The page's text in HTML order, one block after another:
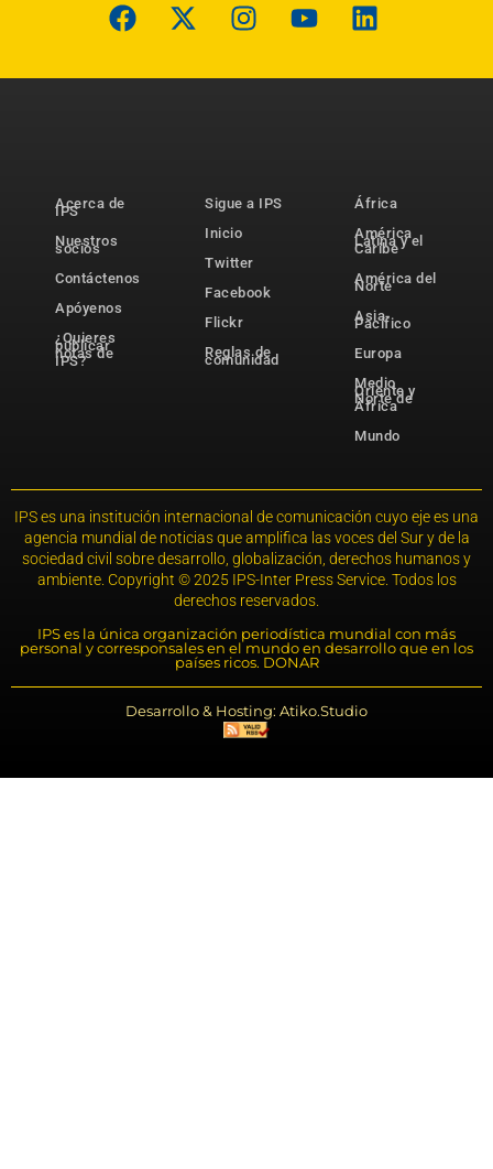
Acerca de
IPS
Nuestros
socios
Contáctenos
Apóyenos
¿Quieres
publicar
notas de
IPS?
Sigue a IPS
Inicio
Twitter
Facebook
Flickr
Reglas de
comunidad
África
América
Latina y el
Caribe
América del
Norte
Asia-
Pacífico
Europa
Medio
Oriente y
Norte de
África
Mundo
IPS es una institución internacional de comunicación cuyo eje es una
agencia mundial de noticias que amplifica las voces del Sur y de la
sociedad civil sobre desarrollo, globalización, derechos humanos y
ambiente. Copyright © 2025 IPS-Inter Press Service. Todos los
derechos reservados.
IPS es la única organización periodística mundial con más
personal y corresponsales en el mundo en desarrollo que en los
países ricos. DONAR
Desarrollo & Hosting: Atiko.Studio